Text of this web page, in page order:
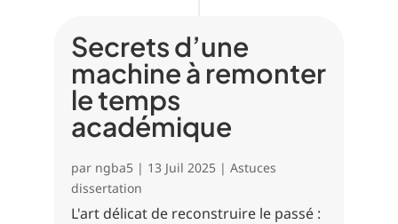
Secrets d’une
machine à remonter
le temps
académique
par ngba5| 13 Juil 2025| Astuces
dissertation
L'art délicat de reconstruire le passé :